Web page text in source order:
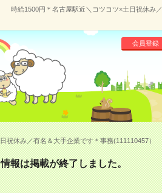
時給1500円＊名古屋駅近＼コツコツ×土日祝休み
会員登録
祝休み／有名＆大手企業です＊事務(111110457）
報は掲載が終了しました。